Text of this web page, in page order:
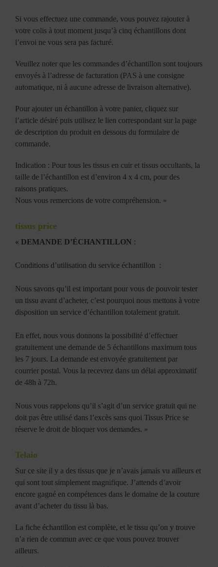
Si vous effectuez une commande, vous pouvez rajouter à
votre colis à tout moment jusqu’à cinq échantillons dont
l’envoi ne vous sera pas facturé.
Veuillez noter que les commandes d’échantillon sont toujours
envoyés à l’adresse de facturation (PAS à une consigne
automatique, ni à aucune adresse de livraison alternative).
Pour ajouter un échantillon à votre panier, cliquez sur
l’article désiré puis utilisez le lien correspondant sur la page
de description du produit en dessous du formulaire de
commande.
Indication : Pour tous les tissus en cuir et tissus occultants, la
taille de l’échantillon est d’environ 4 x 4 cm, pour des
raisons pratiques.
Nous vous remercions de votre compréhension. »
tissus price
« DEMANDE D’ÉCHANTILLON :
Conditions d’utilisation du service échantillon :
Nous savons qu’il est important pour vous de pouvoir tester
un tissu avant d’acheter, c’est pourquoi nous mettons à votre
disposition un service d’échantillon totalement gratuit.
En effet, nous vous donnons la possibilité d’effectuer
gratuitement une demande de 5 échantillons maximum tous
les 7 jours. La demande est envoyée gratuitement par
courrier postal. Vous la recevrez dans un délai approximatif
de 48h à 72h.
Nous vous rappelons qu’il s’agit d’un service gratuit qui ne
doit pas être utilisé dans l’excès sans quoi Tissus Price se
réserve le droit de bloquer vos demandes. »
Telaio
Sur ce site il y a des tissus que je n’avais jamais vu ailleurs et
qui sont tout simplement magnifique. J’attends d’avoir
encore gagné en compétences dans le domaine de la couture
avant d’acheter du tissu là bas.
La fiche échantillon est complète, et le tissu qu’on y trouve
n’a rien de commun avec ce que vous pouvez trouver
ailleurs.